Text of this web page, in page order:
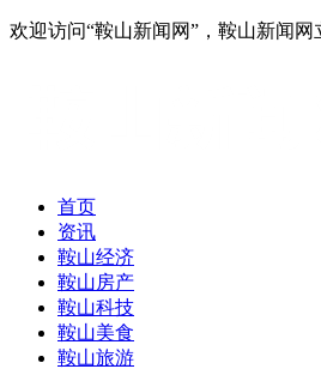
欢迎访问“鞍山新闻网”，鞍山新闻
首页
资讯
鞍山经济
鞍山房产
鞍山科技
鞍山美食
鞍山旅游